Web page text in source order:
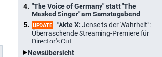
"The Voice of Germany" statt "The
Masked Singer" am Samstagabend
UPDATE "Akte X: Jenseits der Wahrheit":
Überraschende Streaming-Premiere für
Director's Cut
Newsübersicht